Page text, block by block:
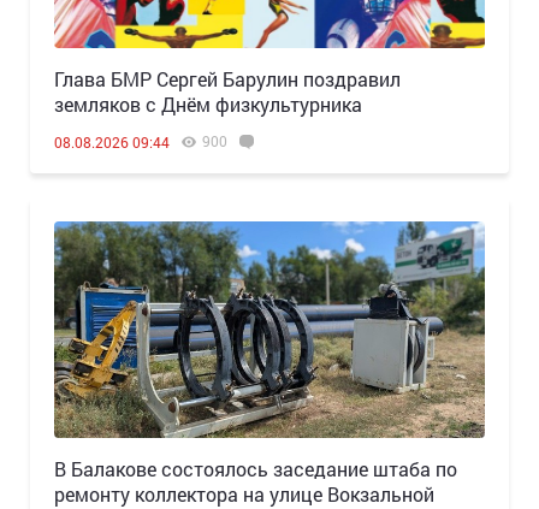
Глава БМР Сергей Барулин поздравил
земляков с Днём физкультурника
08.08.2026 09:44 900
В Балакове состоялось заседание штаба по
ремонту коллектора на улице Вокзальной